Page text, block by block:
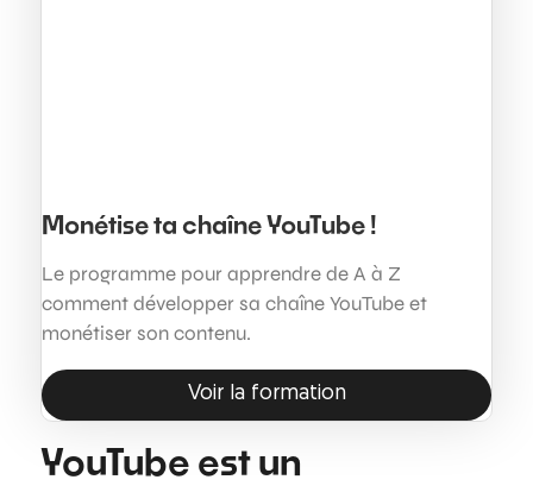
Monétise ta chaîne YouTube !
Le programme pour apprendre de A à Z
comment développer sa chaîne YouTube et
monétiser son contenu.
Voir la formation
YouTube est un